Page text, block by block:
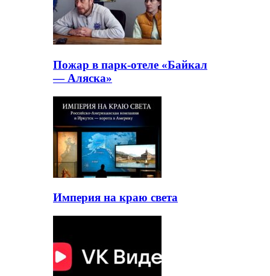
Пожар в парк-отеле «Байкал
— Аляска»
Империя на краю света